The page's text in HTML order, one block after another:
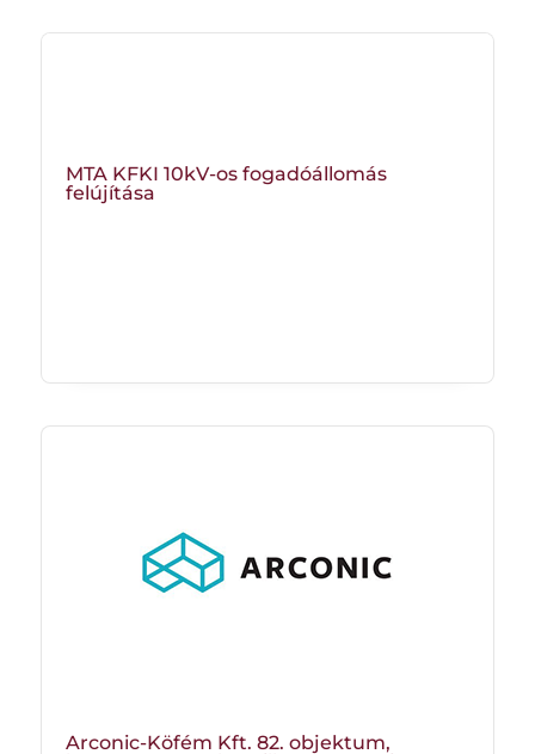
MTA KFKI 10kV-os fogadóállomás
felújítása
Arconic-Köfém Kft. 82. objektum,